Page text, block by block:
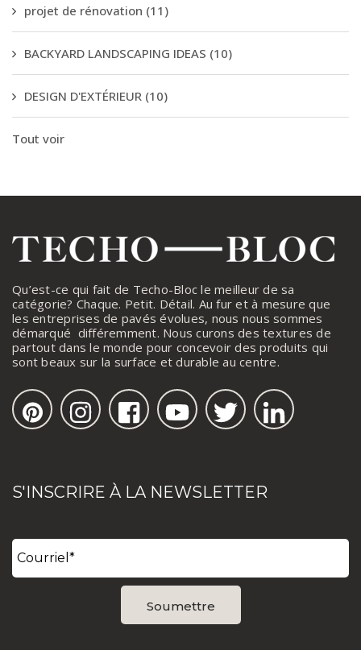
projet de rénovation (11)
BACKYARD LANDSCAPING IDEAS (10)
DESIGN D'EXTÉRIEUR (10)
Tout voir
Qu’est-ce qui fait de Techo-Bloc le meilleur de sa
catégorie? Chaque. Petit. Détail. Au fur et à mesure que
les entreprises de pavés évolues, nous nous sommes
démarqué différemment. Nous curons des textures de
partout dans le monde pour concevoir des produits qui
sont beaux sur la surface et durable au centre.
S'INSCRIRE À LA NEWSLETTER